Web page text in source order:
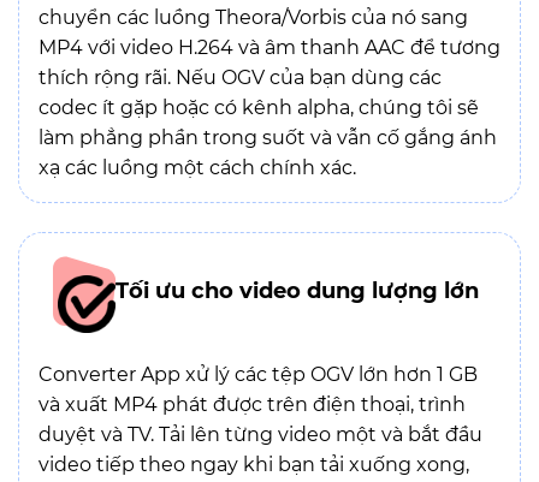
chuyển các luồng Theora/Vorbis của nó sang
MP4 với video H.264 và âm thanh AAC để tương
thích rộng rãi. Nếu OGV của bạn dùng các
codec ít gặp hoặc có kênh alpha, chúng tôi sẽ
làm phẳng phần trong suốt và vẫn cố gắng ánh
xạ các luồng một cách chính xác.
Tối ưu cho video dung lượng lớn
Converter App xử lý các tệp OGV lớn hơn 1 GB
và xuất MP4 phát được trên điện thoại, trình
duyệt và TV. Tải lên từng video một và bắt đầu
video tiếp theo ngay khi bạn tải xuống xong,